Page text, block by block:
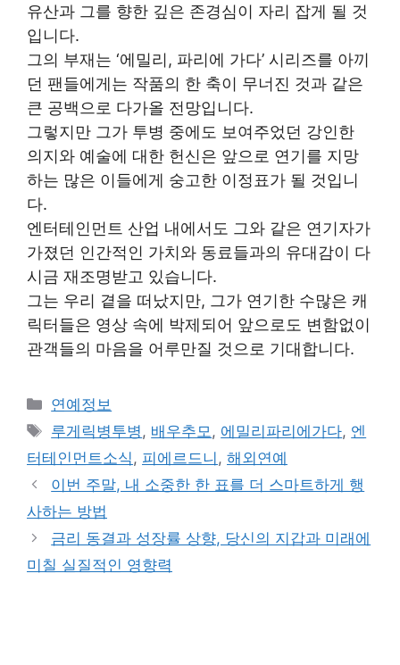
유산과 그를 향한 깊은 존경심이 자리 잡게 될 것
입니다.
그의 부재는 ‘에밀리, 파리에 가다’ 시리즈를 아끼
던 팬들에게는 작품의 한 축이 무너진 것과 같은
큰 공백으로 다가올 전망입니다.
그렇지만 그가 투병 중에도 보여주었던 강인한
의지와 예술에 대한 헌신은 앞으로 연기를 지망
하는 많은 이들에게 숭고한 이정표가 될 것입니
다.
엔터테인먼트 산업 내에서도 그와 같은 연기자가
가졌던 인간적인 가치와 동료들과의 유대감이 다
시금 재조명받고 있습니다.
그는 우리 곁을 떠났지만, 그가 연기한 수많은 캐
릭터들은 영상 속에 박제되어 앞으로도 변함없이
관객들의 마음을 어루만질 것으로 기대합니다.
Categories
연예정보
Tags
루게릭병투병 , 배우추모 , 에밀리파리에가다, 엔
터테인먼트소식 , 피에르드니 , 해외연예
이번 주말, 내 소중한 한 표를 더 스마트하게 행
사하는 방법
금리 동결과 성장률 상향, 당신의 지갑과 미래에
미칠 실질적인 영향력